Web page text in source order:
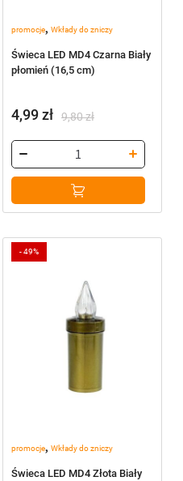
promocje, Wkłady do zniczy
Świeca LED MD4 Czarna Biały
płomień (16,5 cm)
9,80zł
cena
wynosiła:
4,99zł
cena
wynosi:
promocje, Wkłady do zniczy
Świeca LED MD4 Złota Biały
-49%